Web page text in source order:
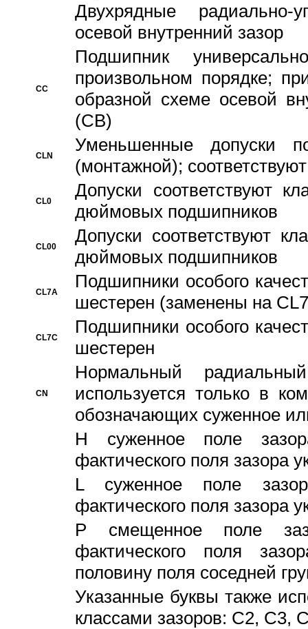
Двухрядные радиально-
осевой внутренний зазор
CC
Подшипник
произвольном порядке;
образной схеме осевой
(CB)
CLN
Уменьшенные
(монтажной);
CL0
Допуски соответствуют
дюймовых подшипников
CL00
Допуски соответствуют
дюймовых подшипников
CL7A
Подшипники особого
шестерен (заменены на
CL7C
Подшипники особого
шестерен
CN
Hормальный
используется только в
обозначающих суженное
H суженное поле
фактического поля зазора
L суженное поле
фактического поля зазора
P смещенное поле
фактического поля
половину поля соседней
Указанные буквы также
классами зазоров: С2,